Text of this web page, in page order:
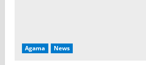
Agama News